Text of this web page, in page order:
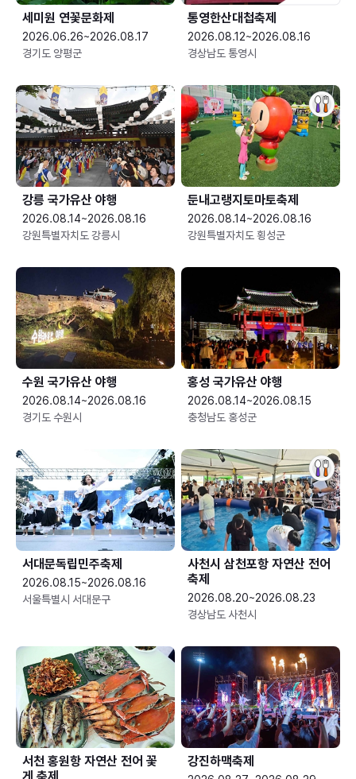
세미원 연꽃문화제
2026.06.26~2026.08.17
경기도 양평군
통영한산대첩축제
2026.08.12~2026.08.16
경상남도 통영시
강릉 국가유산 야행
2026.08.14~2026.08.16
강원특별자치도 강릉시
둔내고랭지토마토축제
2026.08.14~2026.08.16
강원특별자치도 횡성군
수원 국가유산 야행
2026.08.14~2026.08.16
경기도 수원시
홍성 국가유산 야행
2026.08.14~2026.08.15
충청남도 홍성군
서대문독립민주축제
2026.08.15~2026.08.16
서울특별시 서대문구
사천시 삼천포항 자연산 전어
축제
2026.08.20~2026.08.23
경상남도 사천시
서천 홍원항 자연산 전어 꽃
강진하맥축제